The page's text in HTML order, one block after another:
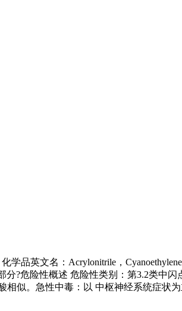
品英文名：Acrylonitrile，
述 危险性类别：第3.2类中闪点易
似。急性中毒：以 中枢神经系统症状